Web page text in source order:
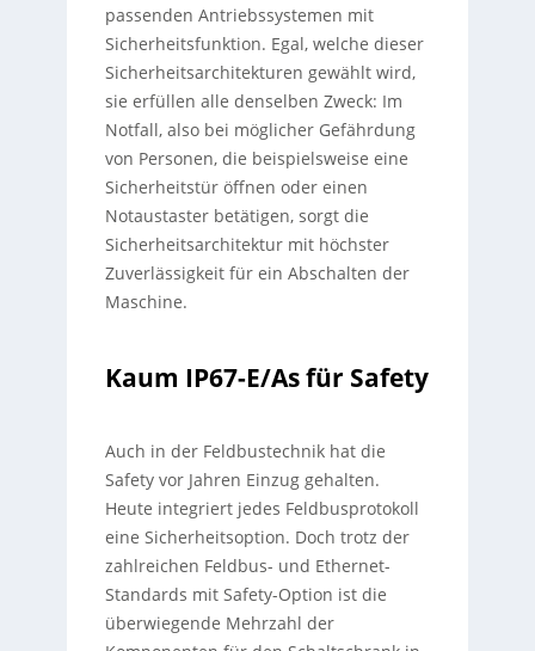
passenden Antriebssystemen mit
Sicherheitsfunktion. Egal, welche dieser
Sicherheitsarchitekturen gewählt wird,
sie erfüllen alle denselben Zweck: Im
Notfall, also bei möglicher Gefährdung
von Personen, die beispielsweise eine
Sicherheitstür öffnen oder einen
Notaustaster betätigen, sorgt die
Sicherheitsarchitektur mit höchster
Zuverlässigkeit für ein Abschalten der
Maschine.
Kaum IP67-E/As für Safety
Auch in der Feldbustechnik hat die
Safety vor Jahren Einzug gehalten.
Heute integriert jedes Feldbusprotokoll
eine Sicherheitsoption. Doch trotz der
zahlreichen Feldbus- und Ethernet-
Standards mit Safety-Option ist die
überwiegende Mehrzahl der